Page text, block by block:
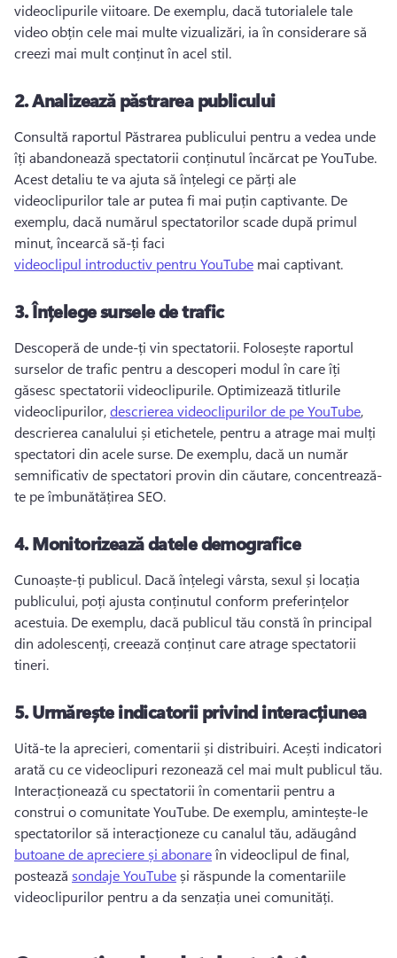
videoclipurile viitoare. De exemplu, dacă tutorialele tale
video obțin cele mai multe vizualizări, ia în considerare să
creezi mai mult conținut în acel stil.
2.Analizează păstrarea publicului
Consultă raportul Păstrarea publicului pentru a vedea unde
Acest detaliu te va ajuta să înțelegi ce părți ale
videoclipurilor tale ar putea fi mai puțin captivante. De
exemplu, dacă numărul spectatorilor scade după primul
minut, încearcă să-ți faci
videoclipul introductiv pentru YouTube mai captivant.
3.Înțelege sursele de trafic
Descoperă de unde-ți vin spectatorii. Folosește raportul
surselor de trafic pentru a descoperi modul în care îți
găsesc spectatorii videoclipurile. Optimizează titlurile
videoclipurilor, descrierea videoclipurilor de pe YouTube,
descrierea canalului și etichetele, pentru a atrage mai mulți
spectatori din acele surse. De exemplu, dacă un număr
semnificativ de spectatori provin din căutare, concentrează-
te pe îmbunătățirea SEO.
4.Monitorizează datele demografice
Cunoaște-ți publicul. Dacă înțelegi vârsta, sexul și locația
publicului, poți ajusta conținutul conform preferințelor
acestuia. De exemplu, dacă publicul tău constă în principal
din adolescenți, creează conținut care atrage spectatorii
tineri.
5.Urmărește indicatorii privind interacțiunea
Uită-te la aprecieri, comentarii și distribuiri. Acești indicatori
Interacționează cu spectatorii în comentarii pentru a
construi o comunitate YouTube. De exemplu, amintește-le
spectatorilor să interacționeze cu canalul tău, adăugând
butoane de apreciere și abonare în videoclipul de final,
postează sondaje YouTube și răspunde la comentariile
videoclipurilor pentru a da senzația unei comunități.